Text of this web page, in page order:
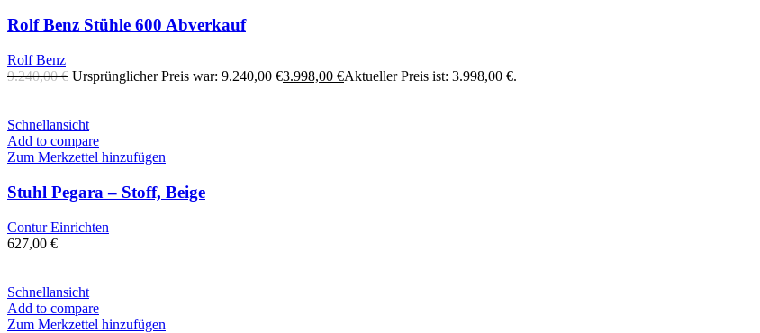
Rolf Benz Stühle 600 Abverkauf
Rolf Benz
9.240,00€ Ursprünglicher Preis war: 9.240,00 €3.998,00 €Aktueller Preis ist: 3.998,00 €.
Schnellansicht
Add to compare
Zum Merkzettel hinzufügen
Stuhl Pegara – Stoff, Beige
Contur Einrichten
627,00 €
Schnellansicht
Add to compare
Zum Merkzettel hinzufügen